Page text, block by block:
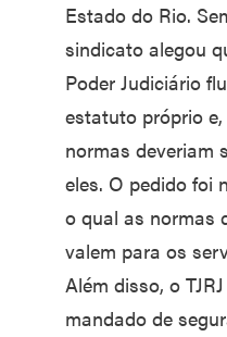
Estado do Rio.
sindicato alegou
Poder Judiciário
estatuto próprio
normas deveriam
eles. O pedido foi
o qual as normas
valem para os
Além disso, o
mandado de